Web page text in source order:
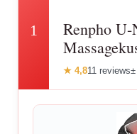
1
Renpho
★ 4,811 reviews